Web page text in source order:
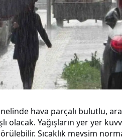
hava parçalı bulutlu,
olacak. Yağışların yer yer
Sıcaklık mevsim